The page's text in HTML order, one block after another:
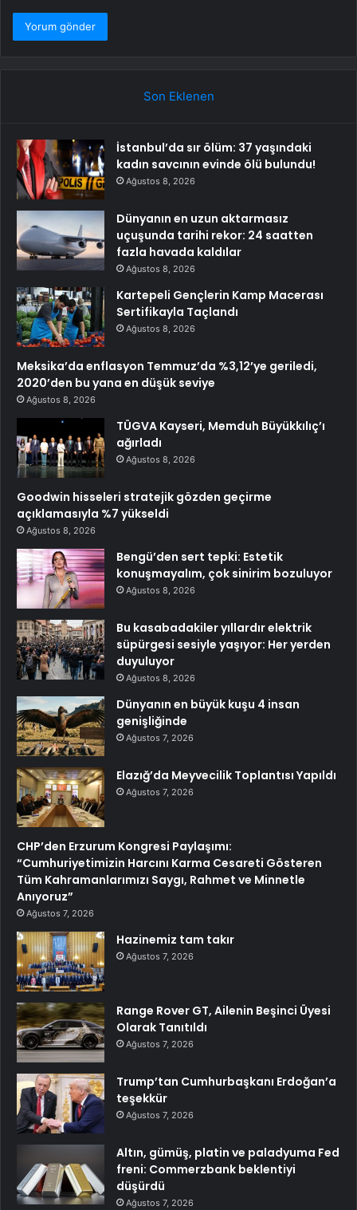
Son Eklenen
İstanbul’da sır ölüm: 37 yaşındaki
kadın savcının evinde ölü bulundu!
Ağustos 8, 2026
Dünyanın en uzun aktarmasız
uçuşunda tarihi rekor: 24 saatten
fazla havada kaldılar
Ağustos 8, 2026
Kartepeli Gençlerin Kamp Macerası
Sertifikayla Taçlandı
Ağustos 8, 2026
Meksika’da enflasyon Temmuz’da %3,12’ye geriledi,
2020’den bu yana en düşük seviye
Ağustos 8, 2026
TÜGVA Kayseri, Memduh Büyükkılıç’ı
ağırladı
Ağustos 8, 2026
Goodwin hisseleri stratejik gözden geçirme
açıklamasıyla %7 yükseldi
Ağustos 8, 2026
Bengü’den sert tepki: Estetik
konuşmayalım, çok sinirim bozuluyor
Ağustos 8, 2026
Bu kasabadakiler yıllardır elektrik
süpürgesi sesiyle yaşıyor: Her yerden
duyuluyor
Ağustos 8, 2026
Dünyanın en büyük kuşu 4 insan
genişliğinde
Ağustos 7, 2026
Elazığ’da Meyvecilik Toplantısı Yapıldı
Ağustos 7, 2026
CHP’den Erzurum Kongresi Paylaşımı:
“Cumhuriyetimizin Harcını Karma Cesareti Gösteren
Tüm Kahramanlarımızı Saygı, Rahmet ve Minnetle
Anıyoruz”
Ağustos 7, 2026
Hazinemiz tam takır
Ağustos 7, 2026
Range Rover GT, Ailenin Beşinci Üyesi
Olarak Tanıtıldı
Ağustos 7, 2026
Trump’tan Cumhurbaşkanı Erdoğan’a
teşekkür
Ağustos 7, 2026
Altın, gümüş, platin ve paladyuma Fed
freni: Commerzbank beklentiyi
düşürdü
Ağustos 7, 2026